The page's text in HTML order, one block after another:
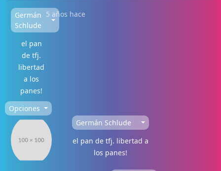
Germán
Schlude
el pan
de tfj.
libertad
a los
panes!
5 años hace
Opciones
Germán Schlude
el pan de tfj. libertad a
los panes!